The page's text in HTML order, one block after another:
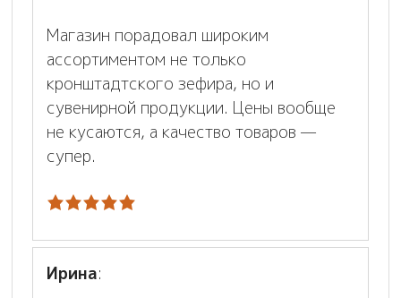
Магазин порадовал широким
ассортиментом не только
кронштадтского зефира, но и
сувенирной продукции. Цены вообще
не кусаются, а качество товаров —
супер.
Ирина: